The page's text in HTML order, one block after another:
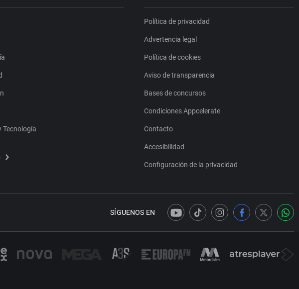
Tecnología
Política de privacidad
Advertencia legal
Política de cookies
Aviso de transparencia
Bases de concursos
Condiciones Appcelerate
Contacto
Accesibilidad
Configuración de la privacidad
SÍGUENOS EN